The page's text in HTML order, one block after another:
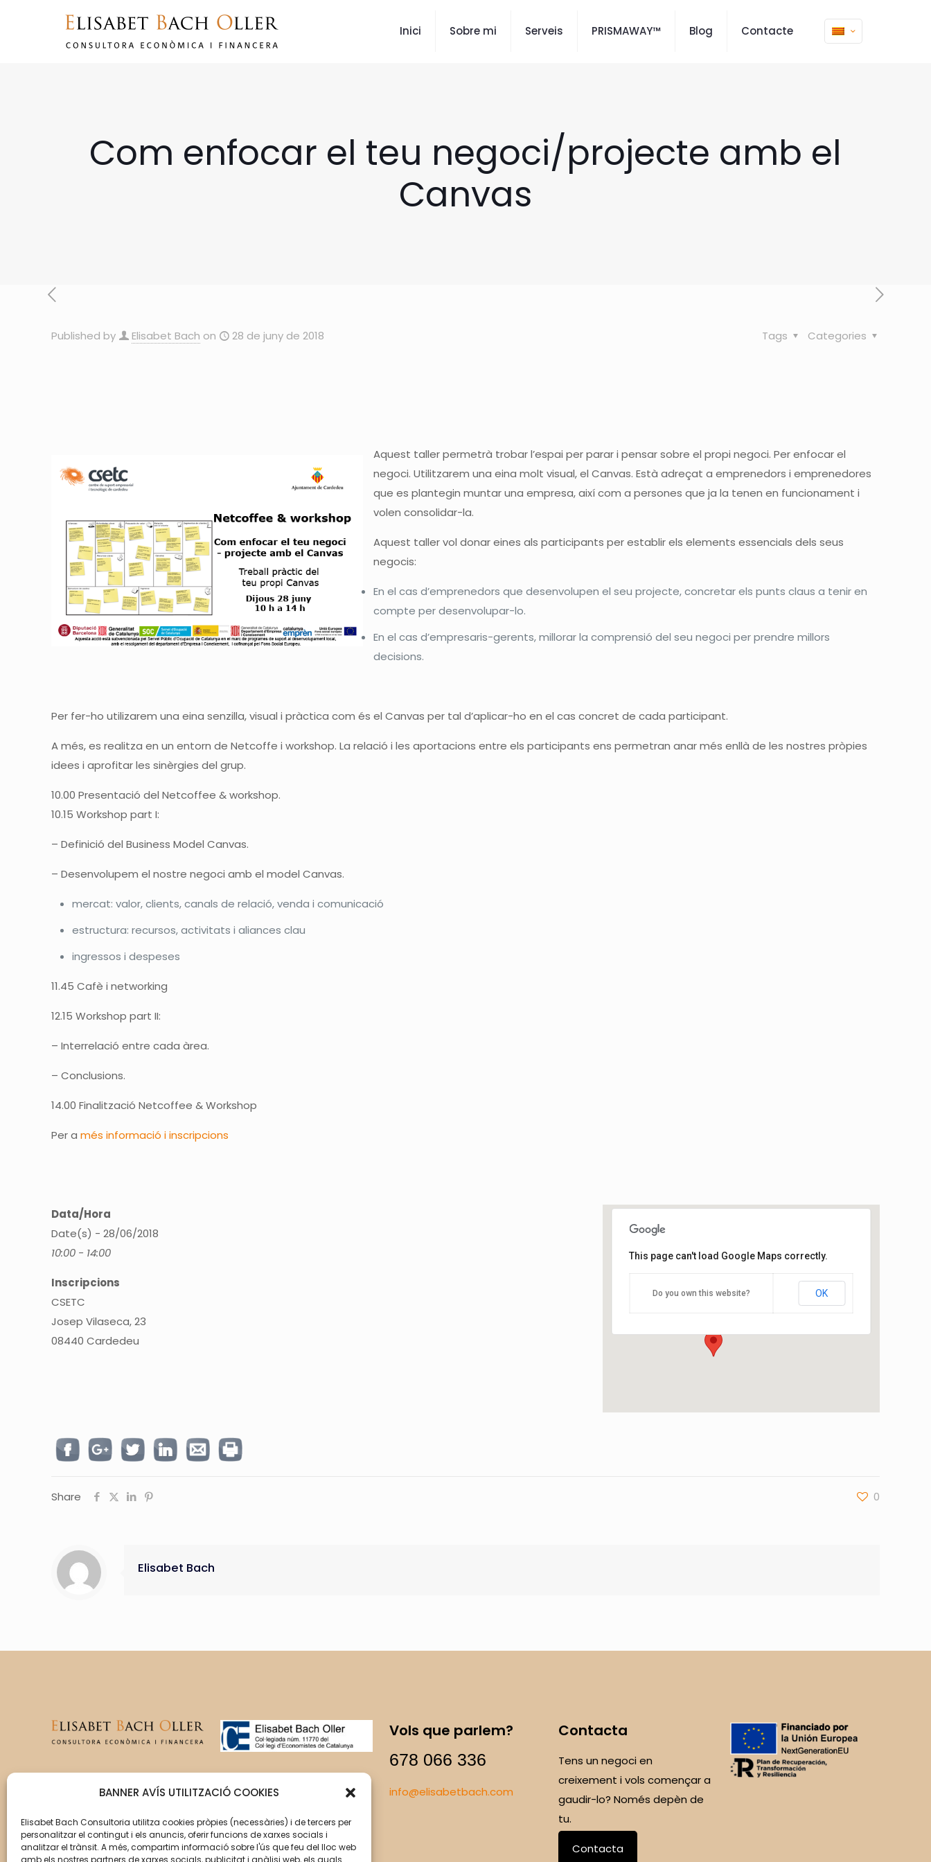
BANNER AVÍS UTILITZACIÓ COOKIES
Elisabet Bach Consultoria utilitza cookies pròpies (necessàries) i de tercers per
personalitzar el contingut i els anuncis, oferir funcions de xarxes socials i
analitzar el trànsit. A més, compartim informació sobre l'ús que feu del lloc web
amb els nostres partners de xarxes socials, publicitat i anàlisi web, els quals
Inici Sobre mi Serveis PRISMAWAY™ Blog Contacte
Com enfocar el teu negoci/projecte amb el
Canvas
Published by Elisabet Bach on 28 de juny de 2018 Categories
Tags
Aquest taller permetrà trobar l’espai per parar i pensar sobre el propi negoci. Per enfocar el
negoci. Utilitzarem una eina molt visual, el Canvas. Està adreçat a emprenedors i emprenedores
que es plantegin muntar una empresa, així com a persones que ja la tenen en funcionament i
volen consolidar-la.
Aquest taller vol donar eines als participants per establir els elements essencials dels seus
negocis:
En el cas d’emprenedors que desenvolupen el seu projecte, concretar els punts claus a tenir en
compte per desenvolupar-lo.
En el cas d’empresaris-gerents, millorar la comprensió del seu negoci per prendre millors
decisions.
Per fer-ho utilizarem una eina senzilla, visual i pràctica com és el Canvas per tal d’aplicar-ho en el cas concret de cada participant.
A més, es realitza en un entorn de Netcoffe i workshop. La relació i les aportacions entre els participants ens permetran anar més enllà de les nostres pròpies
idees i aprofitar les sinèrgies del grup.
10.00 Presentació del Netcoffee & workshop.
10.15 Workshop part I:
– Definició del Business Model Canvas.
– Desenvolupem el nostre negoci amb el model Canvas.
mercat: valor, clients, canals de relació, venda i comunicació
estructura: recursos, activitats i aliances clau
ingressos i despeses
11.45 Cafè i networking
12.15 Workshop part II:
– Interrelació entre cada àrea.
– Conclusions.
14.00 Finalització Netcoffee & Workshop
Per amés informació i inscripcions
CSETC
Josep Vilaseca, 23 - Cardedeu
This page can't load Google Maps correctly.
Do you own this website? OK
Data/Hora
Date(s) - 28/06/2018
10:00 - 14:00
Inscripcions
CSETC
Josep Vilaseca, 23
08440 Cardedeu
Share 0
Elisabet Bach
del creixement de la teva
empresa perquè aquesta
assoleixi els seus objectius.
Vols que parlem?
678 066 336
info@elisabetbach.com
Contacta
Tens un negoci en
creixement i vols començar a
gaudir-lo? Només depèn de
tu.
Contacta